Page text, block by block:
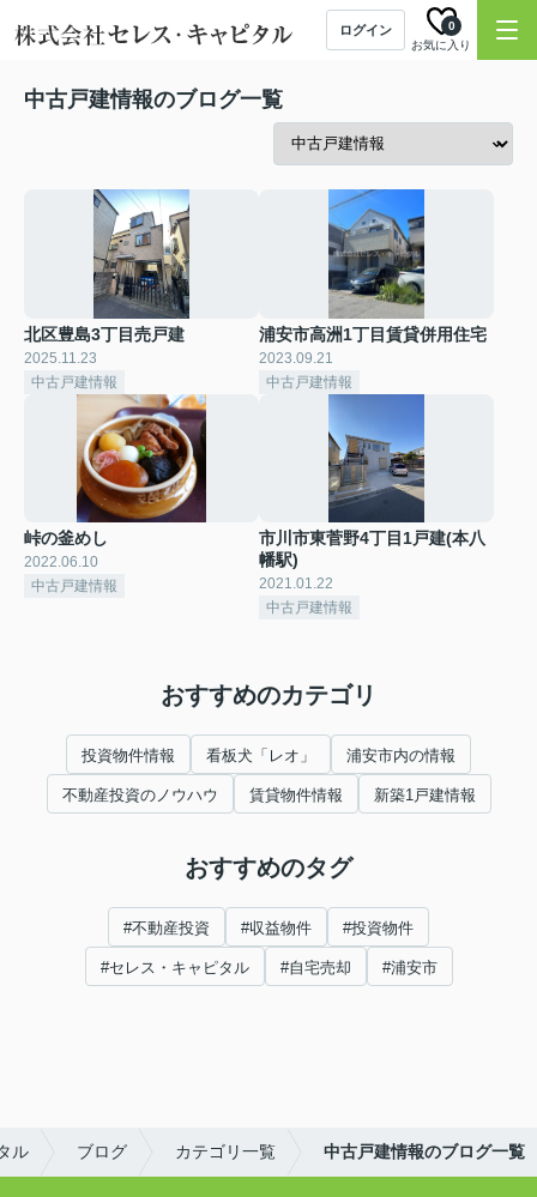
ログイン
お気に入り
0
中古戸建情報のブログ一覧
北区豊島3丁目売戸建
2025.11.23
中古戸建情報
浦安市高洲1丁目賃貸併用住宅
2023.09.21
中古戸建情報
峠の釜めし
2022.06.10
中古戸建情報
市川市東菅野4丁目1戸建(本八
幡駅)
2021.01.22
中古戸建情報
おすすめのカテゴリ
投資物件情報 看板犬「レオ」 浦安市内の情報
不動産投資のノウハウ 賃貸物件情報 新築1戸建情報
おすすめのタグ
#不動産投資 #収益物件 #投資物件
#セレス・キャピタル #自宅売却 #浦安市
ル ブログ カテゴリ一覧 中古戸建情報のブログ一覧